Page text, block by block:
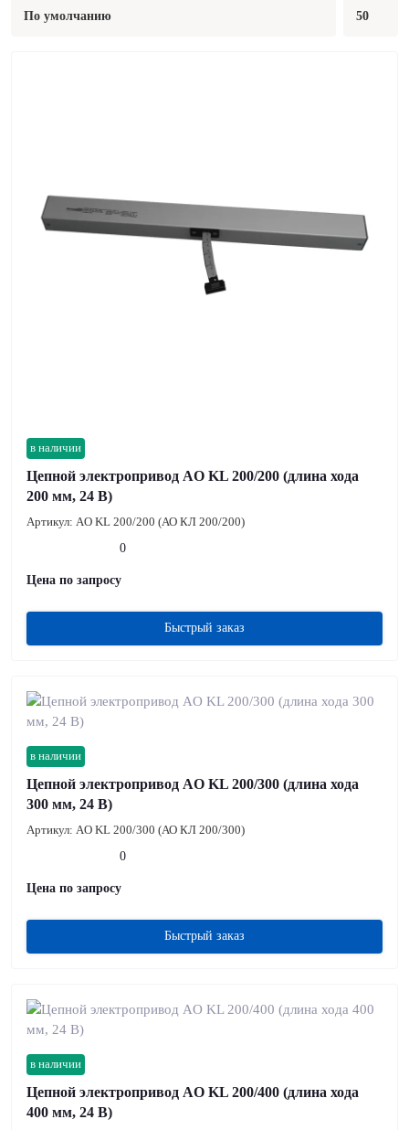
в наличии
Цепной электропривод AO KL 200/200 (длина хода
200 мм, 24 В)
Артикул: AO KL 200/200 (АО КЛ 200/200)
0
Цена по запросу
Быстрый заказ
в наличии
Цепной электропривод AO KL 200/300 (длина хода
300 мм, 24 В)
Артикул: AO KL 200/300 (АО КЛ 200/300)
0
Цена по запросу
Быстрый заказ
в наличии
Цепной электропривод AO KL 200/400 (длина хода
400 мм, 24 В)